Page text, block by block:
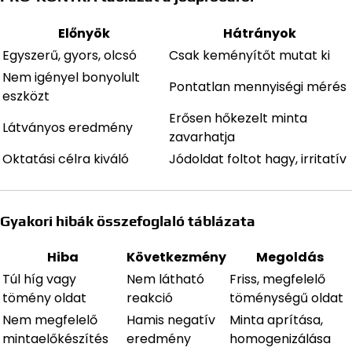
Előnyök
Hátrányok
Egyszerű, gyors, olcsó
Csak keményítőt mutat ki
Nem igényel bonyolult
eszközt
Pontatlan mennyiségi mérés
Látványos eredmény
Erősen hőkezelt minta
zavarhatja
Oktatási célra kiváló
Jódoldat foltot hagy, irritatív
Gyakori hibák összefoglaló táblázata
Hiba Következmény
Megoldás
Túl híg vagy
tömény oldat
Nem látható
reakció
Friss, megfelelő
töménységű oldat
Nem megfelelő
mintaelőkészítés
Hamis negatív
eredmény
Minta aprítása,
homogenizálása